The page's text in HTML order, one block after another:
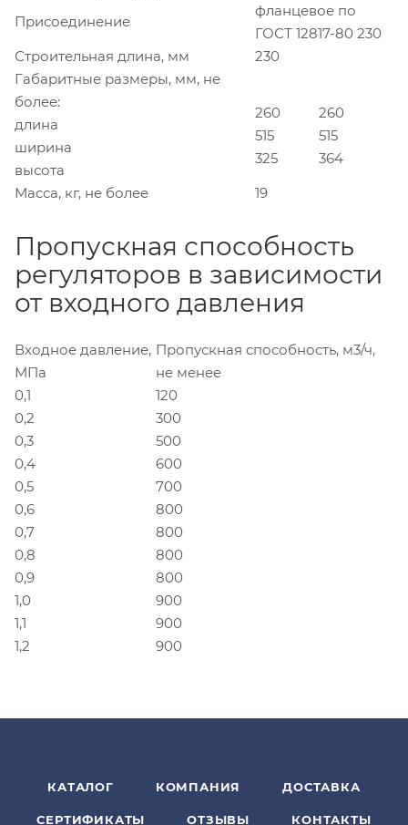
Присоединение
фланцевое по
ГОСТ 12817-80 230
Строительная длина, мм
230
Габаритные размеры, мм, не
более:
длина
ширина
высота
260
515
325
260
515
364
Масса, кг, не более
19
Пропускная способность
регуляторов в зависимости
от входного давления
Входное давление,
МПа
Пропускная способность, м3/ч,
не менее
0,1
0,2
0,3
0,4
0,5
0,6
0,7
0,8
0,9
1,0
1,1
1,2
120
300
500
600
700
800
800
800
800
900
900
900
КАТАЛОГ КОМПАНИЯ ДОСТАВКА
СЕРТИФИКАТЫ ОТЗЫВЫ КОНТАКТЫ